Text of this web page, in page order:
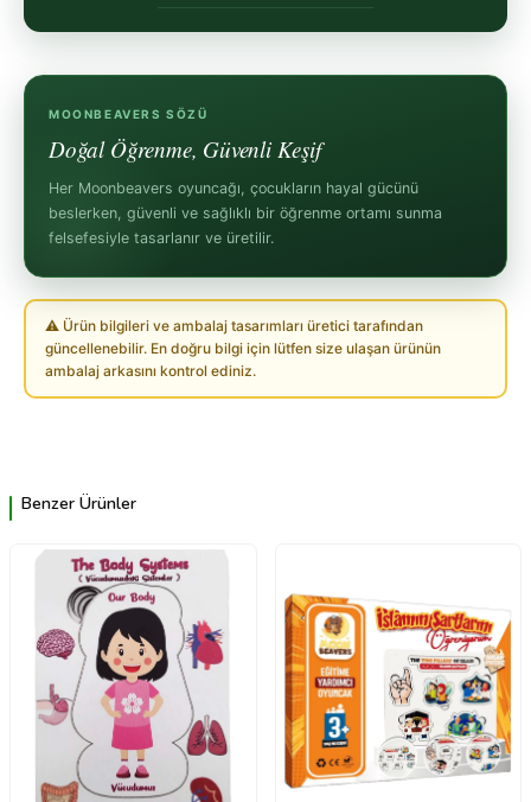
MOONBEAVERS SÖZÜ
Doğal Öğrenme, Güvenli Keşif
Her Moonbeavers oyuncağı, çocukların hayal gücünü
beslerken, güvenli ve sağlıklı bir öğrenme ortamı sunma
felsefesiyle tasarlanır ve üretilir.
⚠ Ürün bilgileri ve ambalaj tasarımları üretici tarafından
güncellenebilir. En doğru bilgi için lütfen size ulaşan ürünün
ambalaj arkasını kontrol ediniz.
Benzer Ürünler